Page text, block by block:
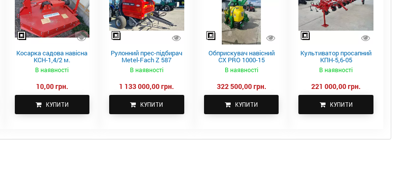
Косарка садова навісна
КСН-1,4/2 м.
В наявності
10,00 грн.
КУПИТИ
Рулонний прес-підбирач
Metel-Fach Z 587
В наявності
1 133 000,00 грн.
КУПИТИ
Обприскувач навісний
CX PRO 1000-15
В наявності
322 500,00 грн.
КУПИТИ
Культиватор просапний
КПН-5,6-05
В наявності
221 000,00 грн.
КУПИТИ